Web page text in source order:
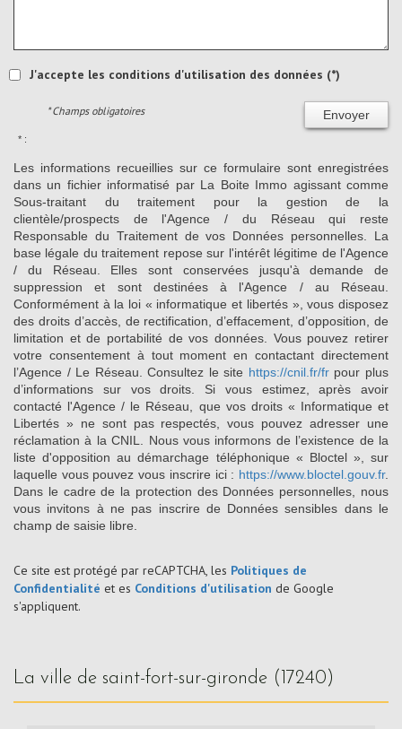
J'accepte les conditions d'utilisation des données (*)
Envoyer
* Champs obligatoires
* :
Les informations recueillies sur ce formulaire sont enregistrées
dans un fichier informatisé par La Boite Immo agissant comme
Sous-traitant du traitement pour la gestion de la
clientèle/prospects de l'Agence / du Réseau qui reste
Responsable du Traitement de vos Données personnelles. La
base légale du traitement repose sur l'intérêt légitime de l'Agence
/ du Réseau. Elles sont conservées jusqu'à demande de
suppression et sont destinées à l'Agence / au Réseau.
Conformément à la loi « informatique et libertés », vous disposez
des droits d’accès, de rectification, d’effacement, d’opposition, de
limitation et de portabilité de vos données. Vous pouvez retirer
votre consentement à tout moment en contactant directement
l’Agence / Le Réseau. Consultez le site https://cnil.fr/frpour plus
d’informations sur vos droits. Si vous estimez, après avoir
contacté l'Agence / le Réseau, que vos droits « Informatique et
Libertés » ne sont pas respectés, vous pouvez adresser une
réclamation à la CNIL. Nous vous informons de l’existence de la
liste d'opposition au démarchage téléphonique « Bloctel », sur
laquelle vous pouvez vous inscrire ici : https://www.bloctel.gouv.fr.
Dans le cadre de la protection des Données personnelles, nous
vous invitons à ne pas inscrire de Données sensibles dans le
champ de saisie libre.
Ce site est protégé par reCAPTCHA, les Politiques de
Confidentialité et es Conditions d'utilisation de Google
s'appliquent.
la ville de saint-fort-sur-gironde (17240)